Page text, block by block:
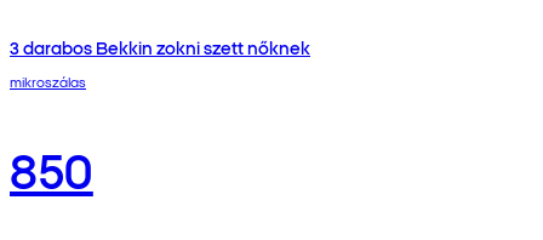
3 darabos Bekkin zokni szett nőknek
mikroszálas
850